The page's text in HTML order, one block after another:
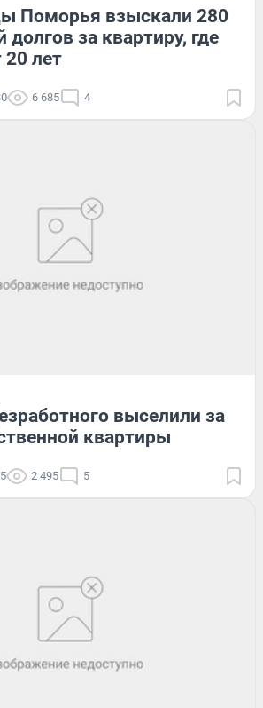
Поморья взыскали 280
за квартиру, где
лет
6 685 4
выселили за
квартиры
2 495 5